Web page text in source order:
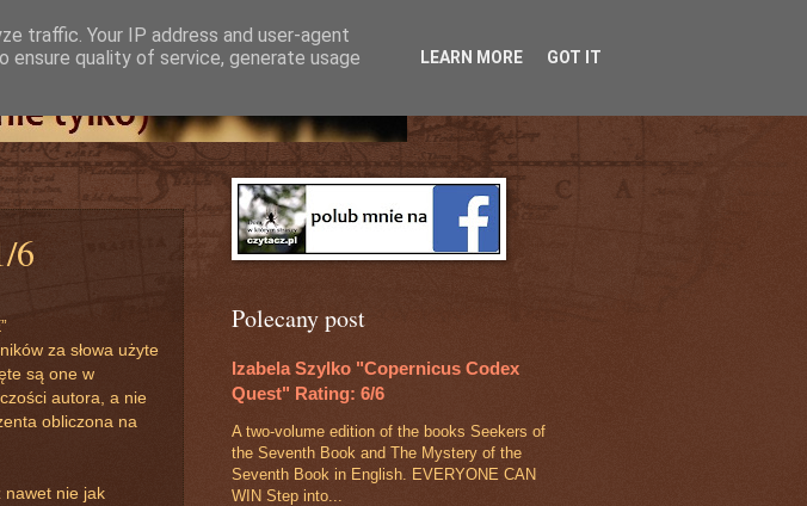
6
za słowa użyte
są one w
autora, a nie
obliczona na
nawet nie jak
Polecany post
Izabela Szylko "Copernicus Codex
Quest" Rating: 6/6
A two‑volume edition of the books Seekers of
the Seventh Book and The Mystery of the
Seventh Book in English. EVERYONE CAN
WIN Step into...
traffic. Your IP address and user-agent
ensure quality of service, generate usage
LEARN MORE GOT IT